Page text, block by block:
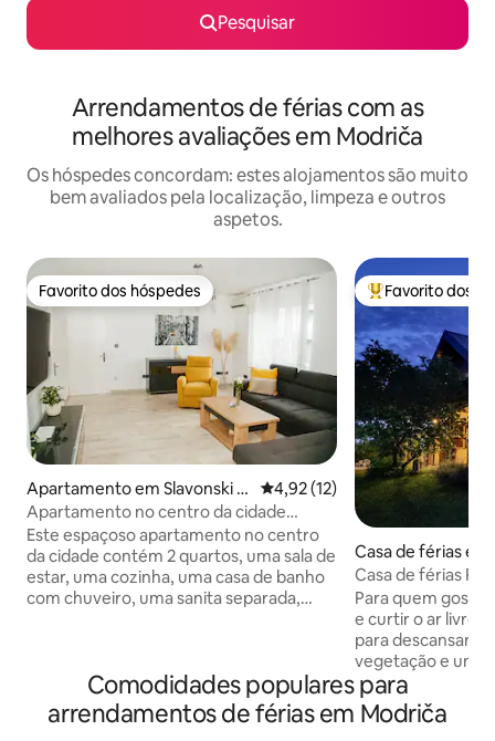
Pesquisar
Arrendamentos de férias com as
melhores avaliações em Modriča
Os hóspedes concordam: estes alojamentos são muito
bem avaliados pela localização, limpeza e outros
aspetos.
Favorito dos hóspedes
Favorito dos hóspedes
Apartamento em Slavonski B
rod
Classificação média de 4,92
4,92 (12)
Apartamento no centro da cidade
Brandt
Este espaçoso apartamento no centro
da cidade contém 2 quartos, uma sala de
estar, uma cozinha, uma casa de banho
com chuveiro, uma sanita separada,
memorável. O apartamento irá recebê-
lo com uma bebida de boas-vindas, café
e mantimentos básicos para a sua
Favoritos dos
Favorito dos
Casa de férias em
d
Casa de férias
Para quem gosta
e curtir o ar livre,
para descansar.
vegetação e um
permitirão que
relaxem. Casa totalmente equipada de
80m2 com
Comodidades populares para
arrendamentos de férias em Modriča